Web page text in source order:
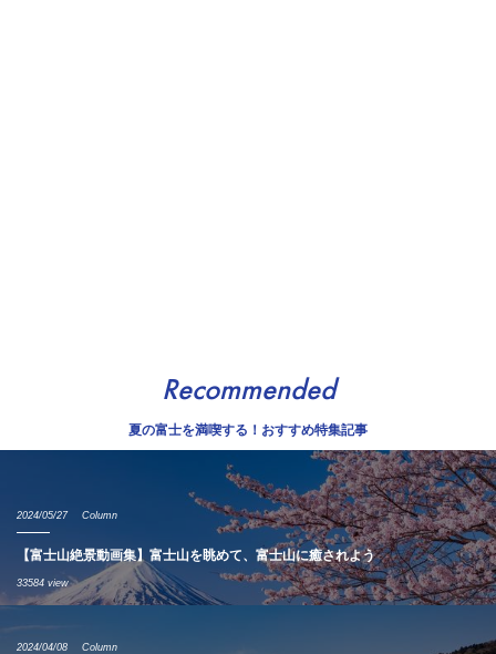
Recommended
夏の富士を満喫する！おすすめ特集記事
2024/05/27 Column
【富士山絶景動画集】富士山を眺めて、富士山に癒されよう
33584 view
2024/04/08 Column